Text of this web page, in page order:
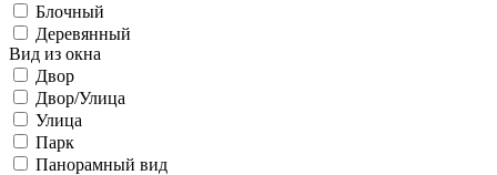
Блочный
Деревянный
Вид из окна
Двор
Двор/Улица
Улица
Парк
Панорамный вид